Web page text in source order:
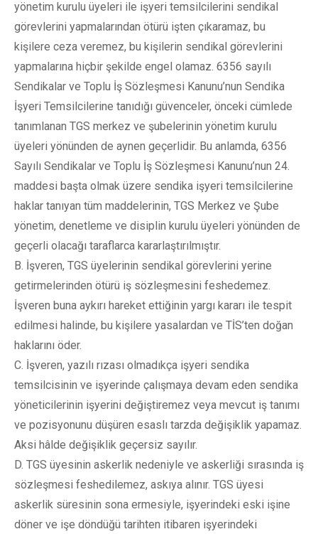
yönetim kurulu üyeleri ile işyeri temsilcilerini sendikal
görevlerini yapmalarından ötürü işten çıkaramaz, bu
kişilere ceza veremez, bu kişilerin sendikal görevlerini
yapmalarına hiçbir şekilde engel olamaz. 6356 sayılı
Sendikalar ve Toplu İş Sözleşmesi Kanunu’nun Sendika
İşyeri Temsilcilerine tanıdığı güvenceler, önceki cümlede
tanımlanan TGS merkez ve şubelerinin yönetim kurulu
üyeleri yönünden de aynen geçerlidir. Bu anlamda, 6356
Sayılı Sendikalar ve Toplu İş Sözleşmesi Kanunu’nun 24.
maddesi başta olmak üzere sendika işyeri temsilcilerine
haklar tanıyan tüm maddelerinin, TGS Merkez ve Şube
yönetim, denetleme ve disiplin kurulu üyeleri yönünden de
geçerli olacağı taraflarca kararlaştırılmıştır.
B. İşveren, TGS üyelerinin sendikal görevlerini yerine
getirmelerinden ötürü iş sözleşmesini feshedemez.
İşveren buna aykırı hareket ettiğinin yargı kararı ile tespit
edilmesi halinde, bu kişilere yasalardan ve TİS’ten doğan
haklarını öder.
C. İşveren, yazılı rızası olmadıkça işyeri sendika
temsilcisinin ve işyerinde çalışmaya devam eden sendika
yöneticilerinin işyerini değiştiremez veya mevcut iş tanımı
ve pozisyonunu düşüren esaslı tarzda değişiklik yapamaz.
Aksi hâlde değişiklik geçersiz sayılır.
D. TGS üyesinin askerlik nedeniyle ve askerliği sırasında iş
sözleşmesi feshedilemez, askıya alınır. TGS üyesi
askerlik süresinin sona ermesiyle, işyerindeki eski işine
döner ve işe döndüğü tarihten itibaren işyerindeki